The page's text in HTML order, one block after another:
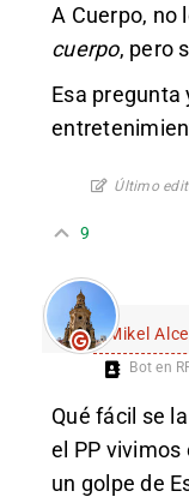
A Cuerpo, no
cuerpo, pero
Esa pregunta
Último
9
Mikel Alce
Bot en
Qué fácil se
el PP vivimos
un golpe de